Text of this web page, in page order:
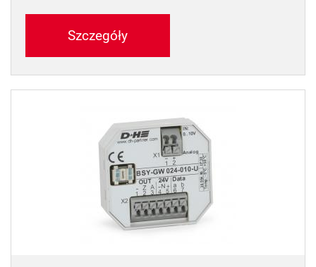
Szczegóły